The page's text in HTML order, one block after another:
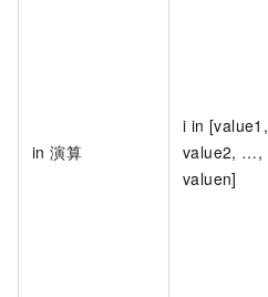
in 演算
i in [value1,
value2, …,
valuen]